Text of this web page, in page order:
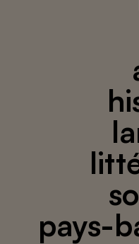
pays-